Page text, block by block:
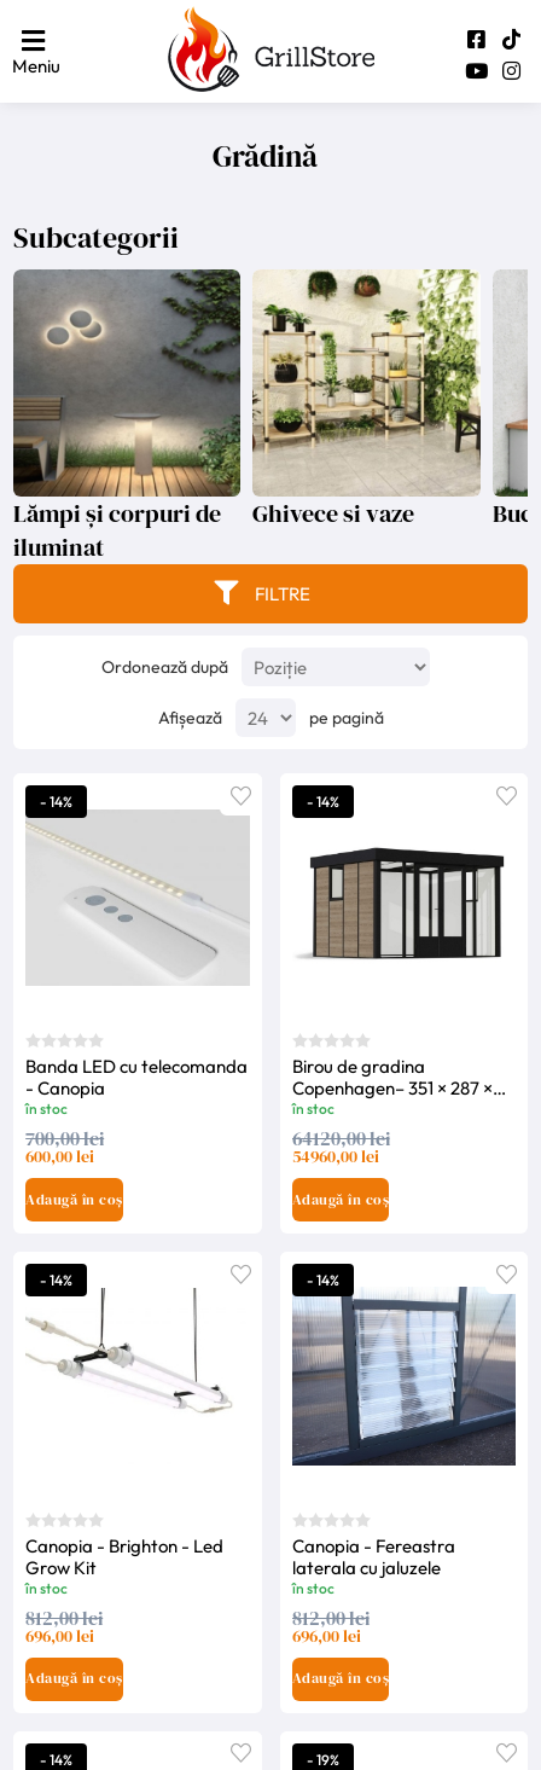
Meniu
Grădină
Subcategorii
Lămpi și corpuri de
iluminat
Ghivece si vaze
FILTRE
Ordonează după
Afișează pe pagină
- 14%
Banda LED cu telecomanda
- Canopia
în stoc
700,00 lei
600,00 lei
Adaugă în coș
- 14%
Birou de gradina
Copenhagen– 351 × 287 ×
208.5 cm - Canopia
în stoc
64120,00 lei
54960,00 lei
Adaugă în coș
- 14%
Canopia - Brighton - Led
Grow Kit
în stoc
812,00 lei
696,00 lei
Adaugă în coș
- 14%
Canopia - Fereastra
laterala cu jaluzele
în stoc
812,00 lei
696,00 lei
Adaugă în coș
- 14% - 19%